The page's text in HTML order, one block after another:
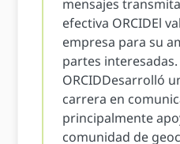
mensajes
efectiva ORCIDEl
empresa para su
partes interesadas.
ORCIDDesarrolló
carrera en
principalmente
comunidad de